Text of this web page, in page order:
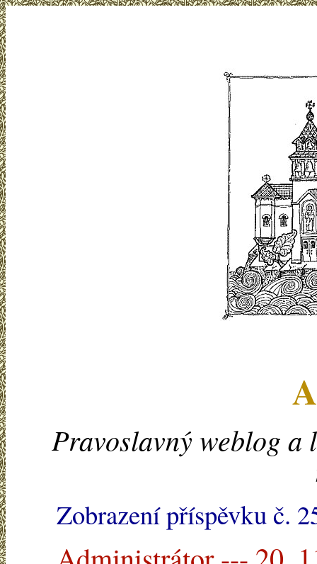
Pravoslavný weblog a
Zobrazení příspěvku č.